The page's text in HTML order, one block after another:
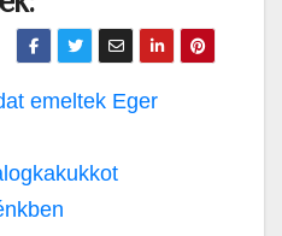
emeltek Eger